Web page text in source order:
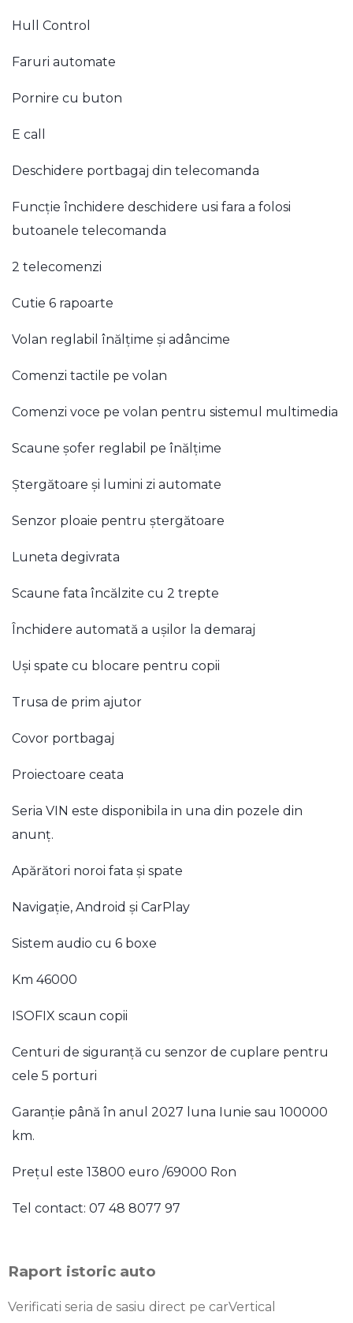
Hull Control
Faruri automate
Pornire cu buton
E call
Deschidere portbagaj din telecomanda
Funcție închidere deschidere usi fara a folosi
butoanele telecomanda
2 telecomenzi
Cutie 6 rapoarte
Volan reglabil înălțime și adâncime
Comenzi tactile pe volan
Comenzi voce pe volan pentru sistemul multimedia
Scaune șofer reglabil pe înălțime
Ștergătoare și lumini zi automate
Senzor ploaie pentru ștergătoare
Luneta degivrata
Scaune fata încălzite cu 2 trepte
Închidere automată a ușilor la demaraj
Uși spate cu blocare pentru copii
Trusa de prim ajutor
Covor portbagaj
Proiectoare ceata
Seria VIN este disponibila in una din pozele din
anunț.
Apărători noroi fata și spate
Navigație, Android și CarPlay
Sistem audio cu 6 boxe
Km 46000
ISOFIX scaun copii
Centuri de siguranță cu senzor de cuplare pentru
cele 5 porturi
Garanție până în anul 2027 luna Iunie sau 100000
km.
Prețul este 13800 euro /69000 Ron
Tel contact: 07 48 8077 97
Raport istoric auto
Verificati seria de sasiu direct pe carVertical